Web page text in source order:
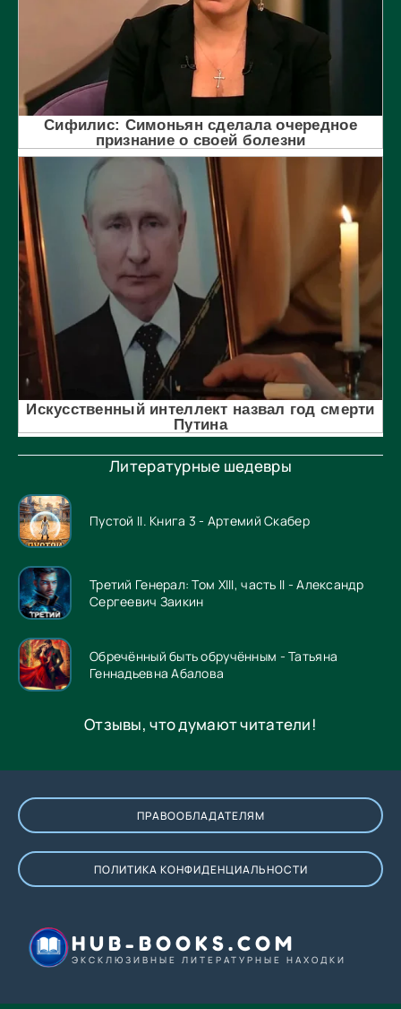
Литературные шедевры
Пустой II. Книга 3 - Артемий Скабер
Третий Генерал: Том XIII, часть II - Александр
Сергеевич Заикин
Обречённый быть обручённым - Татьяна
Геннадьевна Абалова
Отзывы, что думают читатели!
ПРАВООБЛАДАТЕЛЯМ
ПОЛИТИКА КОНФИДЕНЦИАЛЬНОСТИ
HUB-BOOKS.COM
ЭКСКЛЮЗИВНЫЕ ЛИТЕРАТУРНЫЕ НАХОДКИ